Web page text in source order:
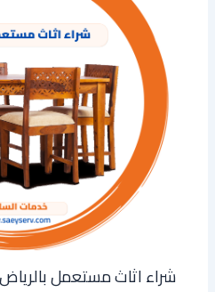
شراء اثاث مستعمل بالرياض